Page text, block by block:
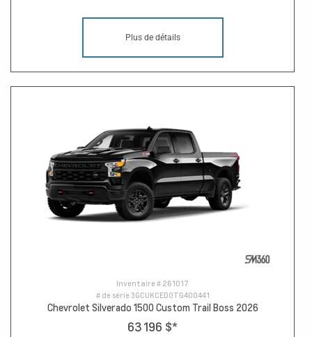
Plus de détails
Inventaire # 261017
# de série3GCUKCED0TG400441
Chevrolet Silverado 1500 Custom Trail Boss 2026
63 196 $*